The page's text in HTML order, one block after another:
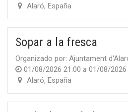
Alaró,España
Sopar a la fresca
Organizado por: Ajuntament
01/08/2026 21:00 a 01/08/2026
Alaró,España